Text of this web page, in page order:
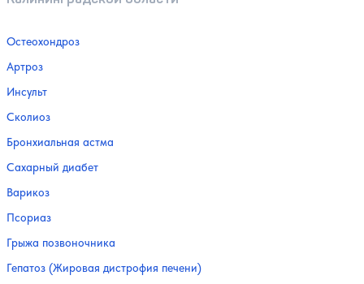
Остеохондроз
Артроз
Инсульт
Сколиоз
Бронхиальная астма
Сахарный диабет
Варикоз
Псориаз
Грыжа позвоночника
Гепатоз (Жировая дистрофия печени)